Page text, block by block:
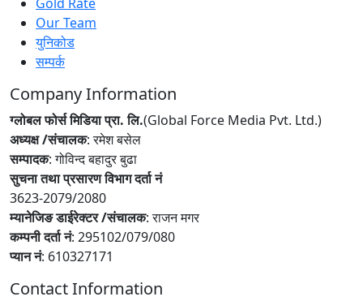
Our Team
युनिकोड
सम्पर्क
Company Information
ग्लोबल फोर्स मिडिया प्रा. लि.(Global Force Media Pvt. Ltd.)
अध्यक्ष /संचालक: रमेश बसेल
सम्पादक: गोविन्द बहादुर बुढा
सुचना तथा प्रसारण विभाग दर्ता नं
3623-2079/2080
म्यानेजिङ डाईरेक्टर /संचालक: राजन मगर
कम्पनी दर्ता नं: 295102/079/080
प्यान नं: 610327171
Contact Information